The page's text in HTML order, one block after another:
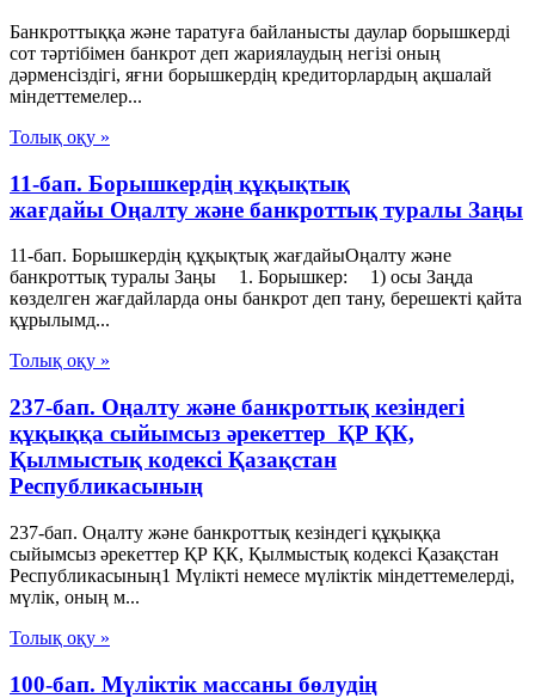
Банкроттыққа және таратуға байланысты даулар борышкерді
сот тәртібімен банкрот деп жариялаудың негізі оның
дәрменсіздігі, яғни борышкердің кредиторлардың ақшалай
міндеттемелер...
Толық оқу »
11-бап. Борышкердің құқықтық
жағдайы Оңалту және банкроттық туралы Заңы
11-бап. Борышкердің құқықтық жағдайыОңалту және
банкроттық туралы Заңы 1. Борышкер: 1) осы Заңда
көзделген жағдайларда оны банкрот деп тану, берешекті қайта
құрылымд...
Толық оқу »
237-бап. Оңалту және банкроттық кезіндегі
құқыққа сыйымсыз әрекеттер ҚР ҚК,
Қылмыстық кодексi Қазақстан
Республикасының
237-бап. Оңалту және банкроттық кезіндегі құқыққа
сыйымсыз әрекеттер ҚР ҚК, Қылмыстық кодексi Қазақстан
Республикасының1 Мүлiктi немесе мүлiктiк мiндеттемелердi,
мүлiк, оның м...
Толық оқу »
100-бап. Мүліктік массаны бөлудің